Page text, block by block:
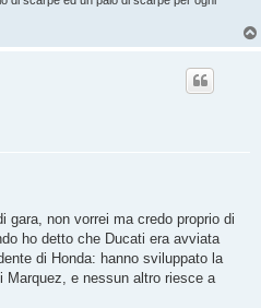
gara, non vorrei ma credo proprio di
ho detto che Ducati era avviata
di Honda: hanno sviluppato la
Marquez, e nessun altro riesce a